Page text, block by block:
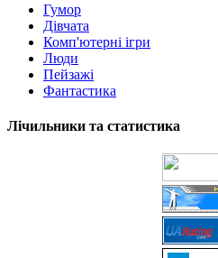
Гумор
Дівчата
Комп'ютерні ігри
Люди
Пейзажі
Фантастика
Лічильники та статистика